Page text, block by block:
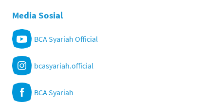
Media Sosial
BCA Syariah Official
bcasyariah.official
BCA Syariah